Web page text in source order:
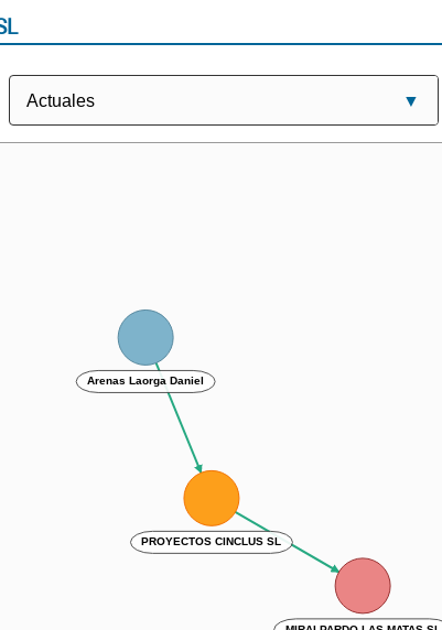
PROYECTOS CINCLUS SL
Arenas Laorga Daniel